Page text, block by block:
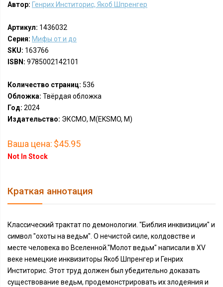
Автор: Генрих Инститорис, Якоб Шпренгер
Артикул: 1436032
Серия: Мифы от и до
SKU: 163766
ISBN: 9785002142101
Количество страниц: 536
Обложка: Твёрдая обложка
Год: 2024
Издательство: ЭКСМО, М(EKSMO, M)
Ваша цена: $45.95
Not In Stock
Краткая аннотация
Классический трактат по демонологии. "Библия инквизиции" и
символ "охоты на ведьм". О нечистой силе, колдовстве и
месте человека во Вселенной."Молот ведьм" написали в XV
веке немецкие инквизиторы Якоб Шпренгер и Генрих
Инститорис. Этот труд должен был убедительно доказать
существование ведьм, продемонстрировать их злодеяния и